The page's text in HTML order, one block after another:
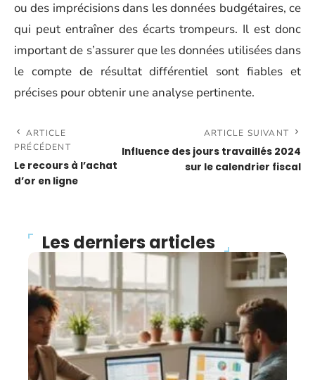
ou des imprécisions dans les données budgétaires, ce
qui peut entraîner des écarts trompeurs. Il est donc
important de s’assurer que les données utilisées dans
le compte de résultat différentiel sont fiables et
précises pour obtenir une analyse pertinente.
ARTICLE
PRÉCÉDENT
Le recours à l’achat
d’or en ligne
ARTICLE SUIVANT
Influence des jours travaillés 2024
sur le calendrier fiscal
Les derniers articles